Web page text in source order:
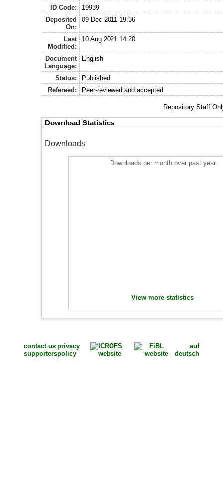
ID Code:
19939
Deposited
On:
09 Dec 2011 19:36
Last
Modified:
10 Aug 2021 14:20
Document
Language:
English
Status:
Published
Refereed:
Peer-reviewed and accepted
Repository Staff
Download Statistics
Downloads
Downloads per month over past year
View more statistics
contact us
supporters
privacy
policy
auf
deutsch